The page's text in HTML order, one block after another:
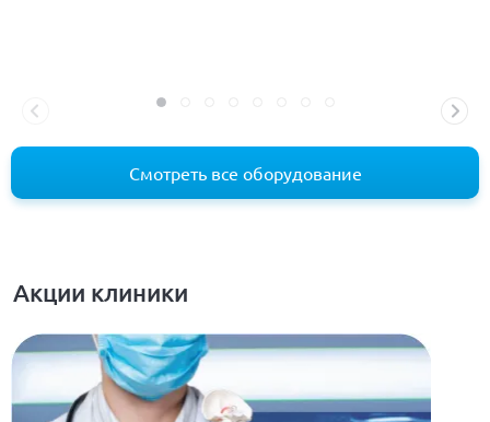
Смотреть все оборудование
Акции клиники